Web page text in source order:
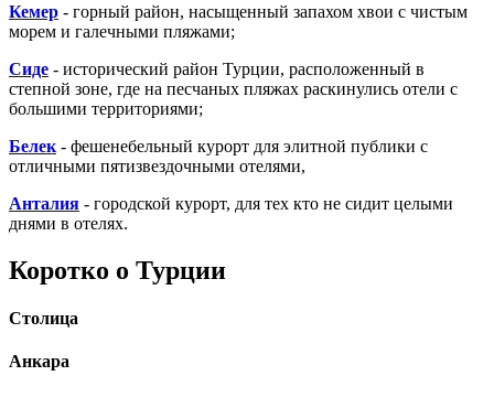
Кемер - горный район, насыщенный запахом хвои с чистым
морем и галечными пляжами;
Сиде - исторический район Турции, расположенный в
степной зоне, где на песчаных пляжах раскинулись отели с
большими территориями;
Белек - фешенебельный курорт для элитной публики с
отличными пятизвездочными отелями,
Анталия - городской курорт, для тех кто не сидит целыми
днями в отелях.
Коротко о Турции
Столица
Анкара